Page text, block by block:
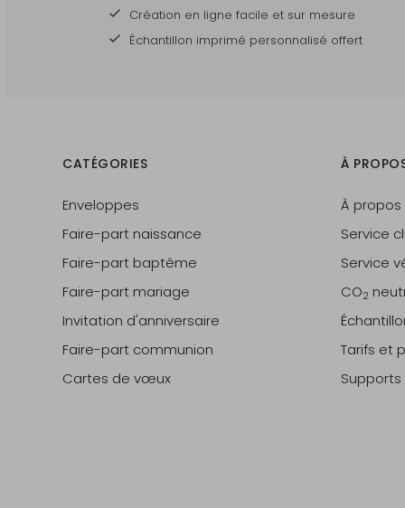
Création en ligne facile et sur mesure
Échantillon imprimé personnalisé offert
CATÉGORIES
Enveloppes
Faire-part naissance
Faire-part baptême
Faire-part mariage
Invitation d'anniversaire
Faire-part communion
Cartes de vœux
À
À
Service
Service
CO2
Tarifs et
Supports